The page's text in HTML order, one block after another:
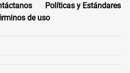
Políticas y Estándares
de uso